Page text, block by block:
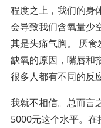
程度之上，我们的身
会导致我们含氧量少
其是头痛气胸。 厌
缺氧的原因，嘴唇和
很多人都有不同的反应
我就不相信。总而言
5000元这个水平。在